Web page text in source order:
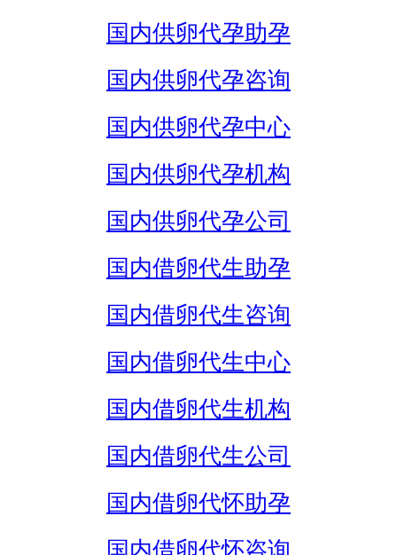
国内供卵代孕助孕
国内供卵代孕咨询
国内供卵代孕中心
国内供卵代孕机构
国内供卵代孕公司
国内借卵代生助孕
国内借卵代生咨询
国内借卵代生中心
国内借卵代生机构
国内借卵代生公司
国内借卵代怀助孕
国内借卵代怀咨询